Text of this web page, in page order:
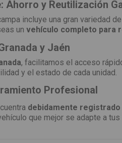
Ahorro y Reutilización
incluye una gran variedad
un vehículo completo para
y Jaén
, facilitamos el acceso
y el estado de cada unidad.
Profesional
debidamente
que mejor se adapte a